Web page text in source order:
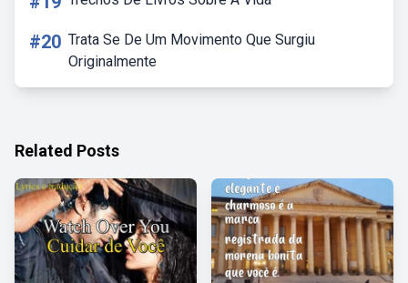
#20 Trata Se De Um Movimento Que Surgiu
Originalmente
Related Posts